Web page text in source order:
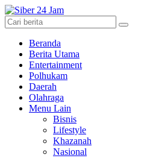
Beranda
Berita Utama
Entertainment
Polhukam
Daerah
Olahraga
Menu Lain
Bisnis
Lifestyle
Khazanah
Nasional